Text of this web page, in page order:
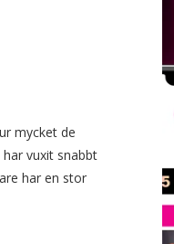
mycket de
vuxit snabbt
har en stor